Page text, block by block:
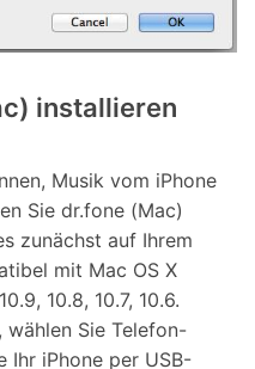
installieren
Musik vom iPhone
Sie dr.fone (Mac)
zunächst auf Ihrem
mit Mac OS X
10.8, 10.7, 10.6.
Sie Telefon-
Ihr iPhone per USB-